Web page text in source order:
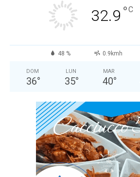
32.9 °C
48 % 0.9kmh
DOM
36°
LUN
35°
MAR
40°